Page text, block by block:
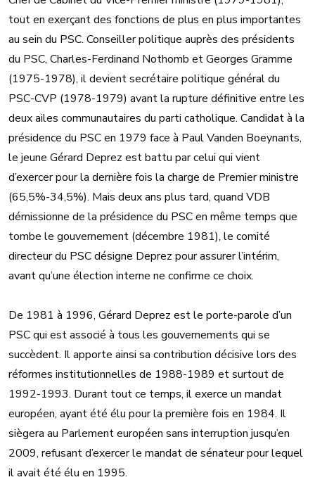
tout en exerçant des fonctions de plus en plus importantes
au sein du PSC. Conseiller politique auprès des présidents
du PSC, Charles-Ferdinand Nothomb et Georges Gramme
(1975-1978), il devient secrétaire politique général du
PSC-CVP (1978-1979) avant la rupture définitive entre les
deux ailes communautaires du parti catholique. Candidat à la
présidence du PSC en 1979 face à Paul Vanden Boeynants,
le jeune Gérard Deprez est battu par celui qui vient
d’exercer pour la dernière fois la charge de Premier ministre
(65,5%-34,5%). Mais deux ans plus tard, quand VDB
démissionne de la présidence du PSC en même temps que
tombe le gouvernement (décembre 1981), le comité
directeur du PSC désigne Deprez pour assurer l’intérim,
avant qu’une élection interne ne confirme ce choix.
De 1981 à 1996, Gérard Deprez est le porte-parole d’un
PSC qui est associé à tous les gouvernements qui se
succèdent. Il apporte ainsi sa contribution décisive lors des
réformes institutionnelles de 1988-1989 et surtout de
1992-1993. Durant tout ce temps, il exerce un mandat
européen, ayant été élu pour la première fois en 1984. Il
siègera au Parlement européen sans interruption jusqu’en
2009, refusant d’exercer le mandat de sénateur pour lequel
il avait été élu en 1995.